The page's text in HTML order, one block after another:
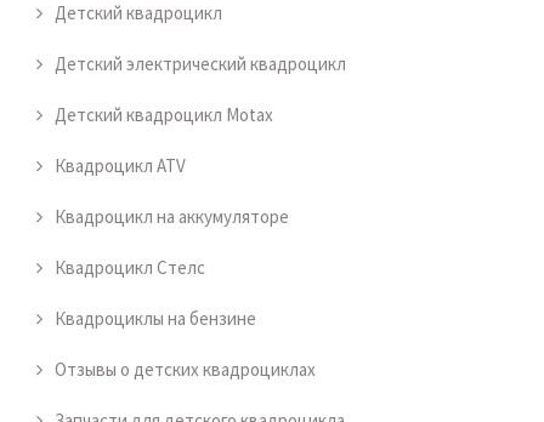
Детский квадроцикл
Детский электрический квадроцикл
Детский квадроцикл Motax
Квадроцикл ATV
Квадроцикл на аккумуляторе
Квадроцикл Стелс
Квадроциклы на бензине
Отзывы о детских квадроциклах